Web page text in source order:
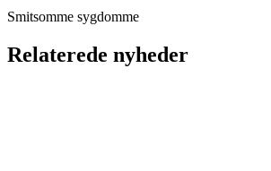
Smitsomme sygdomme
Relaterede nyheder